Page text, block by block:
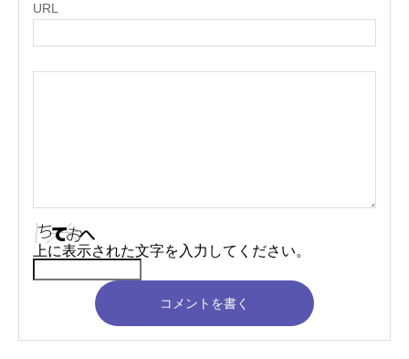
URL
上に表示された文字を入力してください。
コメントを書く